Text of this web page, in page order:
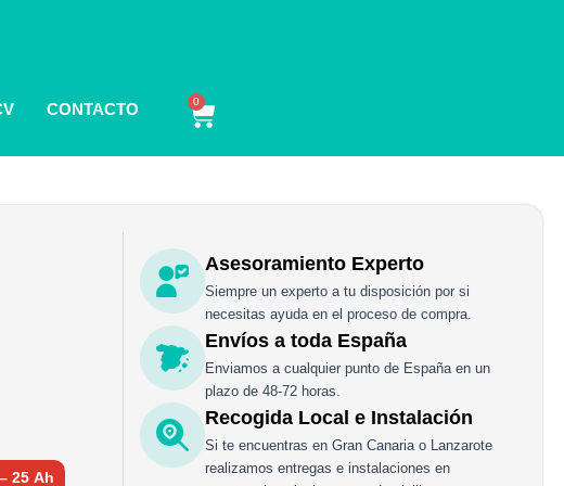
CONTACTO 0
Carrito
25 Ah
Asesoramiento Experto
Siempre un experto a tu disposición por si
necesitas ayuda en el proceso de compra.
Envíos a toda España
Enviamos a cualquier punto de España en un
plazo de 48-72 horas.
Recogida Local e Instalación
Si te encuentras en Gran Canaria o Lanzarote
realizamos entregas e instalaciones en